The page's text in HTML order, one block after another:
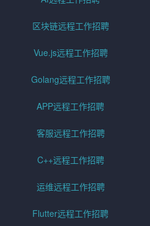
区块链远程工作招聘
Vue.js远程工作招聘
Golang远程工作招聘
APP远程工作招聘
客服远程工作招聘
C++远程工作招聘
运维远程工作招聘
Flutter远程工作招聘